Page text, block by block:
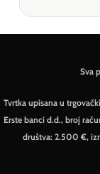
Sva
Tvrtka upisana u
Erste banci d.d., broj
društva: 2.500 €,